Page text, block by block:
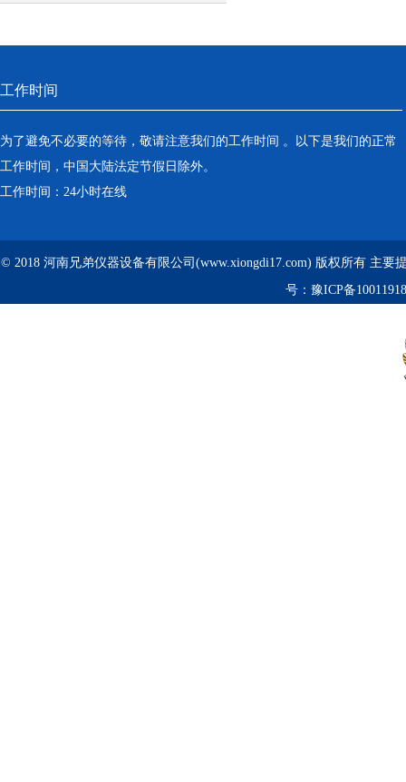
工作时间
为了避免不必要的等待，敬请注意我们的工作时间 。以下是我们的正常
工作时间，中国大陆法定节假日除外。
工作时间：24小时在线
© 2018 河南兄弟仪器设备有限公司(www.xiongdi17.com) 版权所有 主要
号： 豫ICP备